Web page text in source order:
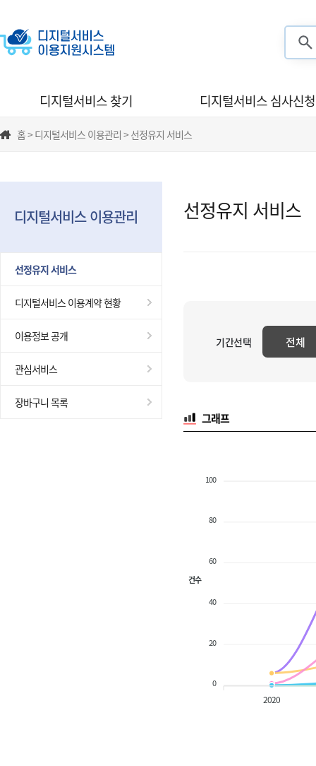
디지털서비스 찾기 디지털서비스 심사신청
홈 > 디지털서비스 이용관리 > 선정유지 서비스
디지털서비스 이용관리
선정유지 서비스
디지털서비스 이용계약 현황
이용정보 공개
관심서비스
장바구니 목록
선정유지 서비스
기간선택 전체
그래프
100
80
60
40
20
0
건수
2020